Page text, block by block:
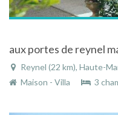
Reynel (22 km), Haute-
Maison - Villa
3